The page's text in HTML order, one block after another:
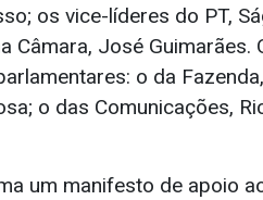
os vice-líderes do PT,
Câmara, José
o da
o das Comunicações,
um manifesto de apoio